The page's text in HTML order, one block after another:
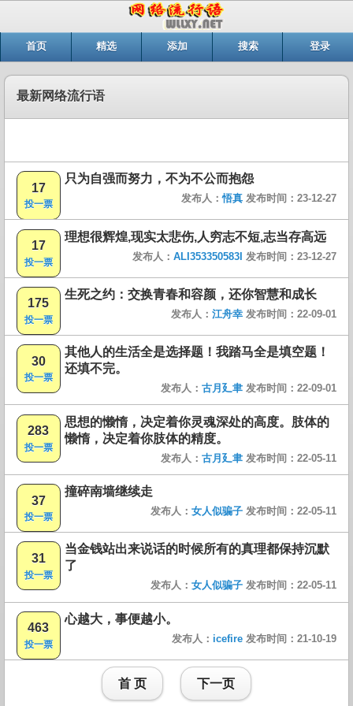
首页 精选 添加 搜索 登录
最新网络流行语
17
投一票
只为自强而努力，不为不公而抱怨
发布人：悟真 发布时间：23-12-27
17
投一票
理想很辉煌,现实太悲伤,人穷志不短,志当存高远
发布人： ALI353350583I 发布时间：23-12-27
175
投一票
生死之约：交换青春和容颜，还你智慧和成长
发布人： 江舟幸 发布时间：22-09-01
30
投一票
其他人的生活全是选择题！我踏马全是填空题！
还填不完。
发布人： 古月廴聿 发布时间：22-09-01
283
投一票
思想的懒惰，决定着你灵魂深处的高度。肢体的
懒惰，决定着你肢体的精度。
发布人： 古月廴聿 发布时间：22-05-11
37
投一票
撞碎南墙继续走
发布人： 女人似骗子 发布时间：22-05-11
31
投一票
当金钱站出来说话的时候所有的真理都保持沉默
了
发布人： 女人似骗子 发布时间：22-05-11
463
投一票
心越大，事便越小。
发布人： icefire 发布时间：21-10-19
首 页 下一页